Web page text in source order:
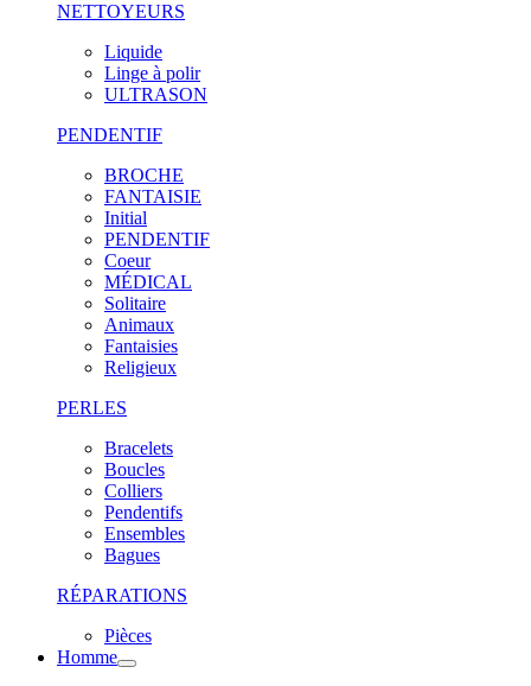
NETTOYEURS
Liquide
Linge à polir
ULTRASON
PENDENTIF
BROCHE
FANTAISIE
Initial
PENDENTIF
Coeur
MÉDICAL
Solitaire
Animaux
Fantaisies
Religieux
PERLES
Bracelets
Boucles
Colliers
Pendentifs
Ensembles
Bagues
RÉPARATIONS
Pièces
Homme